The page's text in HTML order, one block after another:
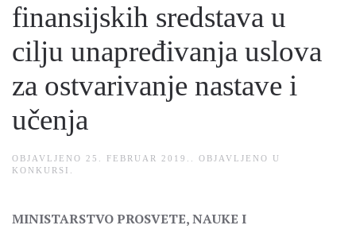
finansijskih sredstava u
cilju unapređivanja uslova
za ostvarivanje nastave i
učenja
OBJAVLJENO 25. FEBRUAR 2019.
. OBJAVLJENO U
KONKURSI
MINISTARSTVO PROSVETE, NAUKE I